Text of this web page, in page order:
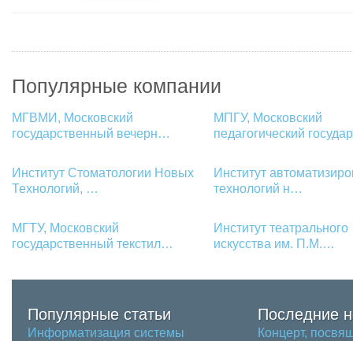
Популярные компании
МГВМИ, Московский
государственный вечерн…
МПГУ, Московский
педагогический
Институт Стоматологии Новых
Технологий, …
Институт
технологий н…
МГТУ, Московский
государственный текстил…
Институт театрального
искусства им. П.М.…
Популярные статьи
Информатизация системы
Последние
Концерт,